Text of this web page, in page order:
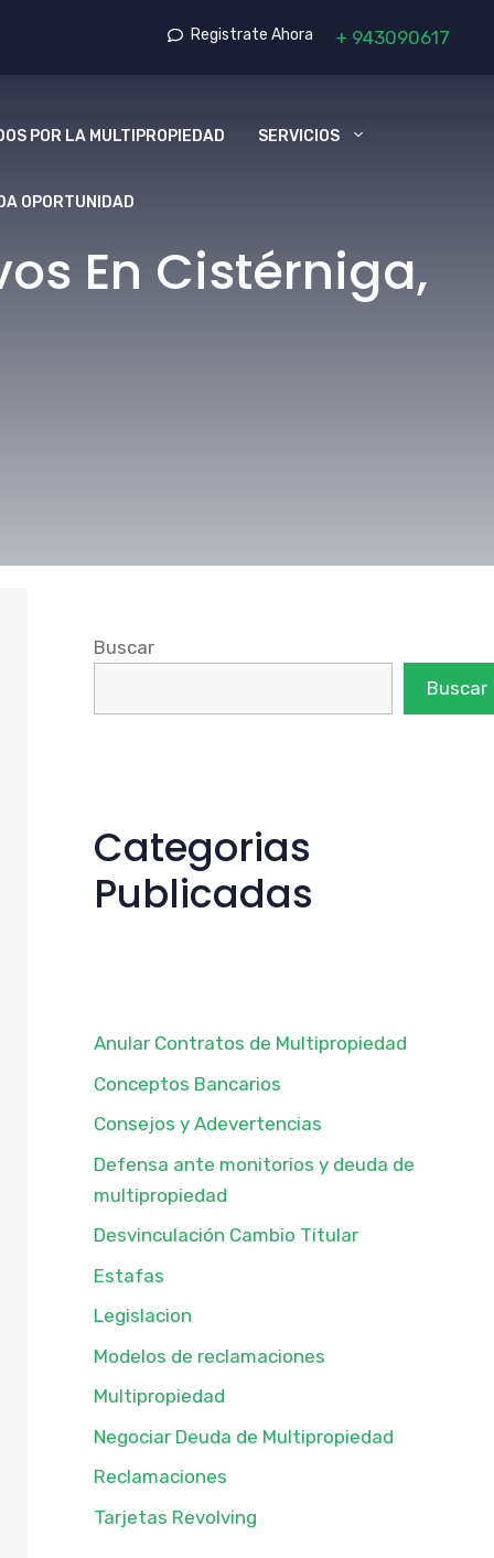
Registrate Ahora + 943090617
POR LA MULTIPROPIEDAD SERVICIOS
OPORTUNIDAD
En Cistérniga,
Buscar
Buscar
Categorias
Publicadas
Anular Contratos de Multipropiedad
Conceptos Bancarios
Consejos y Adevertencias
Defensa ante monitorios y deuda de
multipropiedad
Desvinculación Cambio Titular
Estafas
Legislacion
Modelos de reclamaciones
Multipropiedad
Negociar Deuda de Multipropiedad
Reclamaciones
Tarjetas Revolving